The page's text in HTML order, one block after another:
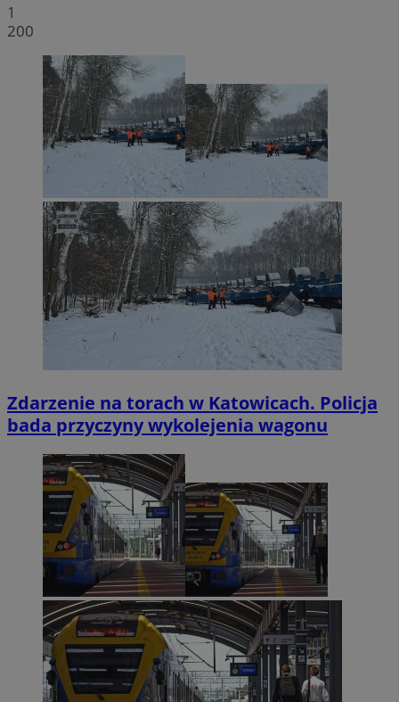
1
200
Zdarzenie na torach w Katowicach. Policja
bada przyczyny wykolejenia wagonu